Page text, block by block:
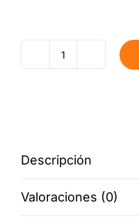
Placa
Descripción
Valoraciones (0)